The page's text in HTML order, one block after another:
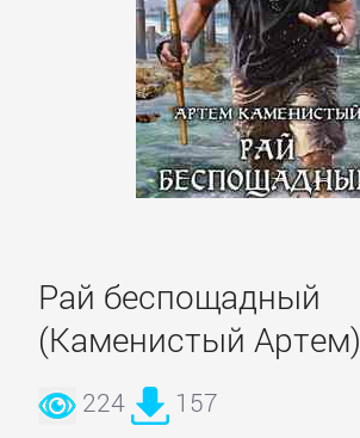
Рай беспощадный
(Каменистый Артем)
224 157
Зарубежная
прикладная
популярная
литература
публицистика
Зарубежная
фантастика